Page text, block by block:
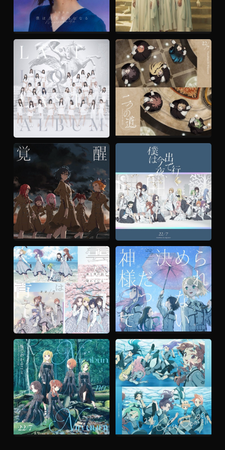
『明日がある理由』
LISTEN →
『偶然の答え』
櫻坂46
LISTEN →
『僕たちは空を見る』
ラストアイドル
『あちこちに残された走り書きの意
LISTEN →
『覚醒』
22/7
LISTEN →
『僕のホロスコープ』
22/7
LISTEN →
『打ち上げ花火の拒否権』
22/7
LISTEN →
『神様だって決められない』
22/7
LISTEN →